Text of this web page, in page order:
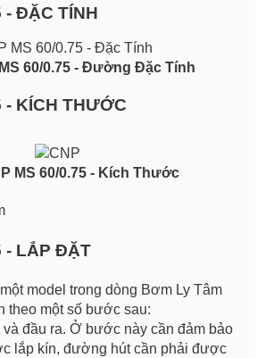
- ĐẶC TÍNH
60/0.75 - Đường Đặc Tính
- KÍCH THƯỚC
MS 60/0.75 - Kích Thước
- LẮP ĐẶT
model trong dòng Bơm Ly Tâm
theo một số bước sau:
và đầu ra. Ở bước này cần đảm bảo
lắp kín, đường hút cần phải được